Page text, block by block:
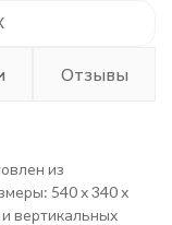
Отзывы
из
540 х 340 х
вертикальных